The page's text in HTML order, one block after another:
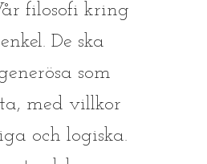
filosofi kring
De ska
som
med villkor
och logiska.